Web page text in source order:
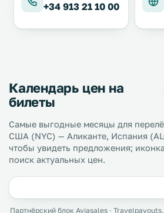
+34 913 21 10 00
Календарь цен на
билеты
Самые выгодные месяцы для
США (NYC) — Аликанте, Испания
чтобы увидеть предложения;
поиск актуальных цен.
Партнёрский блок Aviasales · Travelpayouts.